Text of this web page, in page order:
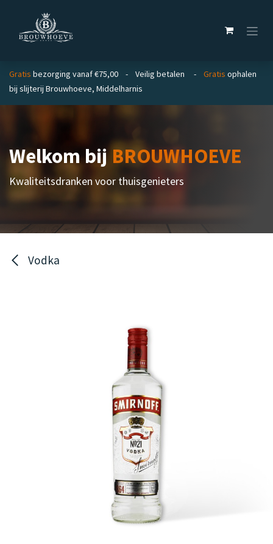
Gratis bezorging vanaf €75,00 - Veilig betalen - Gratis ophalen
bij slijterij Brouwhoeve, Middelharnis
Welkom bijBROUWHOEVE
Kwaliteitsdranken voor thuisgenieters
Vodka